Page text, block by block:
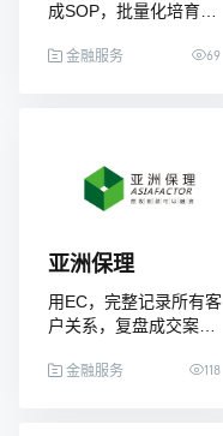
成SOP，批量化培育销
金融服务 69
亚洲保理
用EC，完整记录所有客
户关系，复盘成交案
金融服务 118